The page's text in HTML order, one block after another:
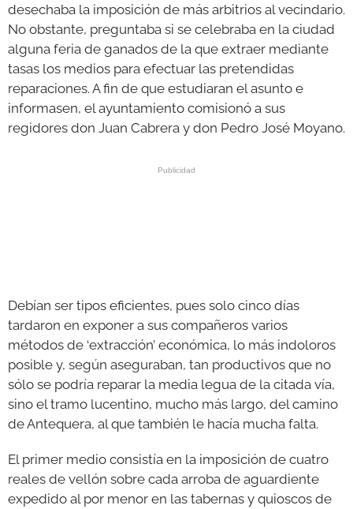
desechaba la imposición de más arbitrios al vecindario.
No obstante, preguntaba si se celebraba en la ciudad
alguna feria de ganados de la que extraer mediante
tasas los medios para efectuar las pretendidas
reparaciones. A fin de que estudiaran el asunto e
informasen, el ayuntamiento comisionó a sus
regidores don Juan Cabrera y don Pedro José Moyano.
Debían ser tipos eficientes, pues solo cinco días
tardaron en exponer a sus compañeros varios
métodos de ‘extracción’ económica, lo más indoloros
posible y, según aseguraban, tan productivos que no
sólo se podría reparar la media legua de la citada vía,
sino el tramo lucentino, mucho más largo, del camino
de Antequera, al que también le hacía mucha falta.
El primer medio consistía en la imposición de cuatro
reales de vellón sobre cada arroba de aguardiente
expedido al por menor en las tabernas y quioscos de